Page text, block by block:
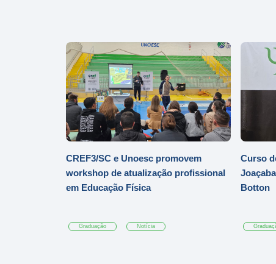
CREF3/SC e Unoesc promovem
workshop de atualização profissional
em Educação Física
Graduação Notícia
Curso
Botton